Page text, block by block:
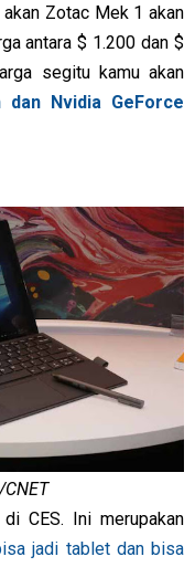
Zotac Mek 1 akan
antara $ 1.200 dan $
segitu kamu akan
dan Nvidia GeForce
CES. Ini merupakan
jadi tablet dan bisa